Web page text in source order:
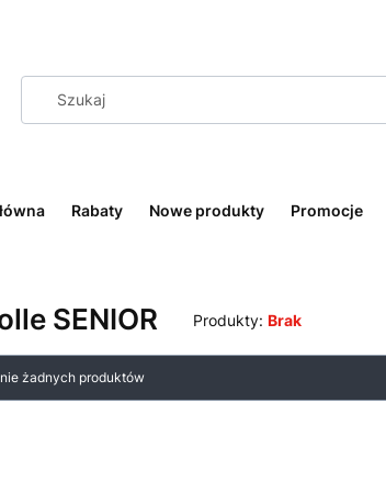
Rabaty Nowe produkty Promocje
SENIOR Produkty: Brak
żadnych produktów